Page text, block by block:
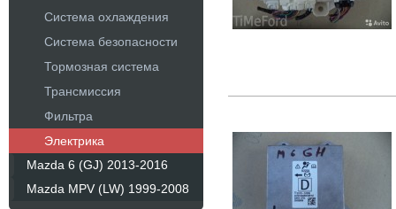
Система охлаждения
Система безопасности
Тормозная система
Трансмиссия
Фильтра
Электрика
Mazda 6 (GJ) 2013-2016
Mazda MPV (LW) 1999-2008